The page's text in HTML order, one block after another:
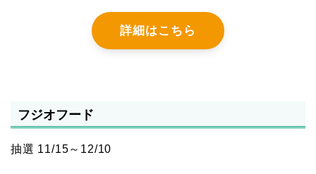
詳細はこちら
フジオフード
抽選 11/15～12/10